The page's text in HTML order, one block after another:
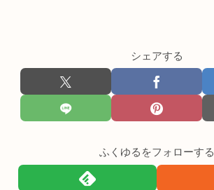
シェアする
ふくゆるをフォローする